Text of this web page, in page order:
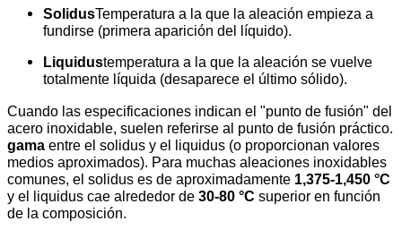
SolidusTemperatura a la que la aleación empieza a
fundirse (primera aparición del líquido).
Liquidustemperatura a la que la aleación se vuelve
totalmente líquida (desaparece el último sólido).
Cuando las especificaciones indican el "punto de fusión" del
acero inoxidable, suelen referirse al punto de fusión práctico.
gama entre el solidus y el liquidus (o proporcionan valores
medios aproximados). Para muchas aleaciones inoxidables
comunes, el solidus es de aproximadamente 1,375-1,450 °C
y el liquidus cae alrededor de 30-80 °C superior en función
de la composición.